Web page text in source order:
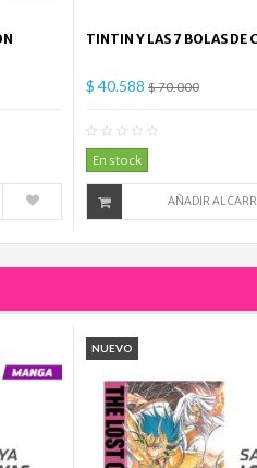
TINTIN Y LAS 7 BOLAS DE
$ 40.588 $ 70.000
En stock
AÑADIR AL
NUEVO